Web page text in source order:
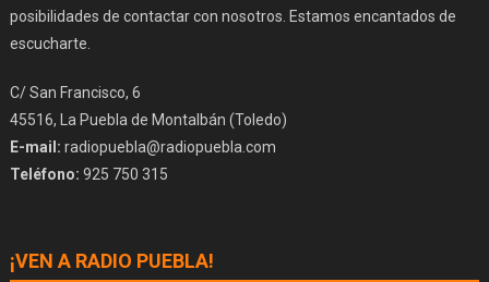
posibilidades de contactar con nosotros. Estamos encantados de
escucharte.
C/ San Francisco, 6
45516, La Puebla de Montalbán (Toledo)
E-mail: radiopuebla@radiopuebla.com
Teléfono: 925 750 315
¡VEN A RADIO PUEBLA!